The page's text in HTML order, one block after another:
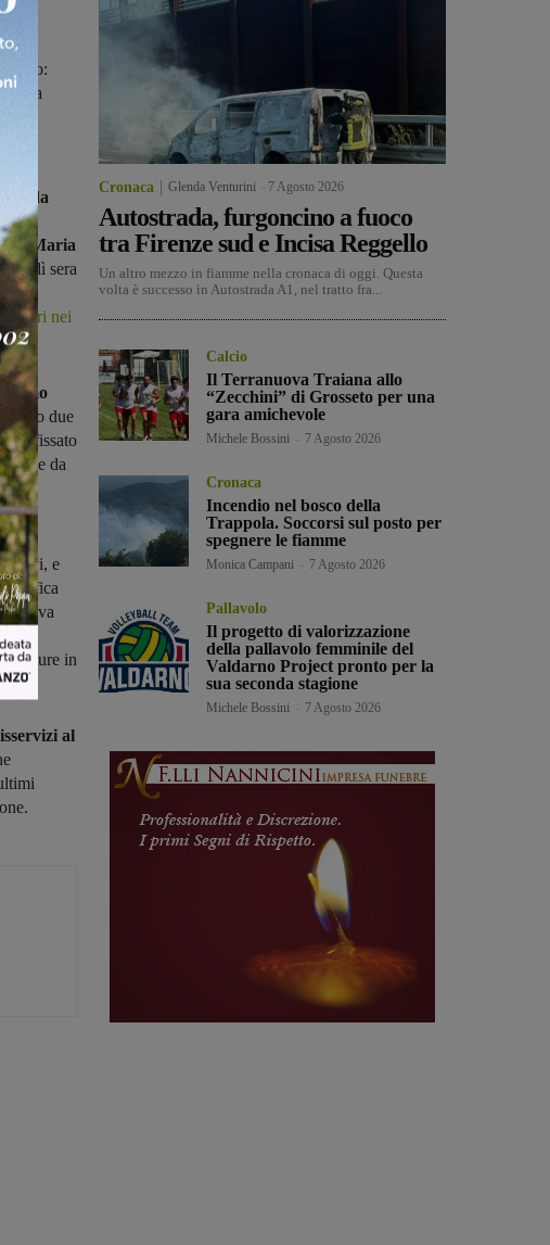
una
da
Maria
sera
dalla
nei
primo
sono due
fissato
da
di
brevi, e
verifica
va
è
tubature in
al
Cronaca Glenda Venturini 7 Agosto 2026
Autostrada, furgoncino a fuoco
tra Firenze sud e Incisa Reggello
Un altro mezzo in fiamme nella cronaca di oggi. Questa
volta è successo in Autostrada A1, nel tratto fra...
Calcio
Il Terranuova Traiana allo
“Zecchini” di Grosseto per una
gara amichevole
Michele Bossini 7 Agosto 2026
Cronaca
Incendio nel bosco della
Trappola. Soccorsi sul posto per
spegnere le fiamme
Monica Campani 7 Agosto 2026
Pallavolo
Il progetto di valorizzazione
della pallavolo femminile del
Valdarno Project pronto per la
sua seconda stagione
Michele Bossini 7 Agosto 2026